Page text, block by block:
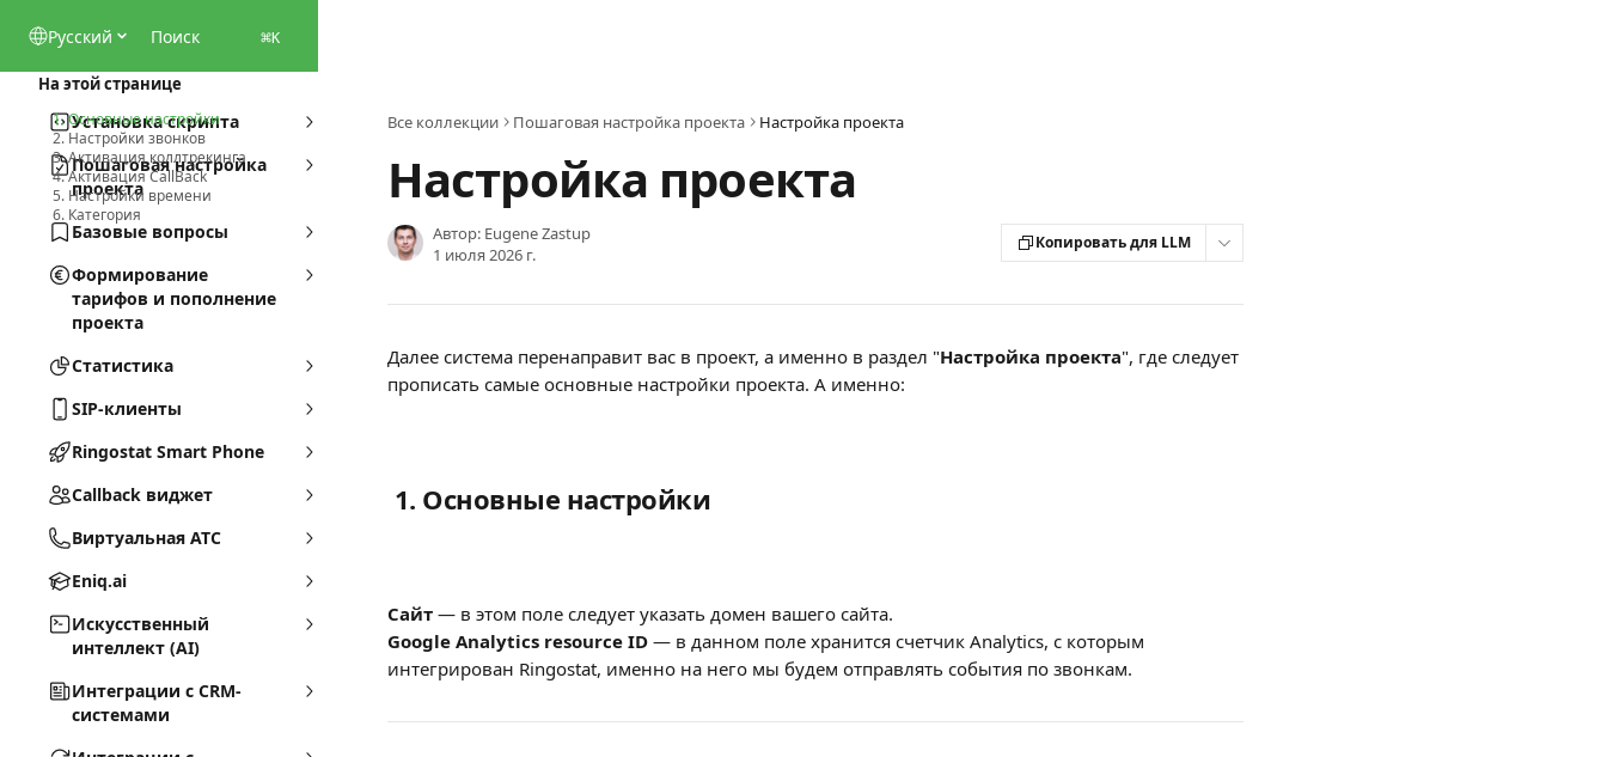
Pусский Поиск ⌘K
Установка скрипта
Пошаговая настройка
проекта
Базовые вопросы
Формирование
тарифов и пополнение
проекта
Статистика
SIP-клиенты
Ringostat Smart Phone
Callback виджет
Виртуальная АТС
Eniq.ai
Искусственный
интеллект (AI)
Интеграции с CRM-
системами
Все коллекции Пошаговая настройка проекта Настройка проекта
Настройка проекта
Автор: Eugene Zastup
1 июля 2026 г.
Копировать для LLM
Далее система перенаправит вас в проект, а именно в раздел "Настройка проекта", где следует
прописать самые основные настройки проекта. А именно:
1. Основные настройки
Сайт — в этом поле следует указать домен вашего сайта.
Google Analytics resource ID — в данном поле хранится счетчик Analytics, с которым
интегрирован Ringostat, именно на него мы будем отправлять события по звонкам.
На этой странице
1. Основные настройки
2. Настройки звонков
3. Активация коллтрекинга
4. Активация CallBack
5. Настройки времени
6. Категория